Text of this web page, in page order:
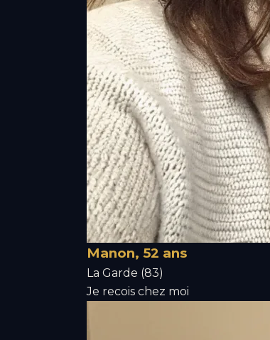
Manon, 52 ans
La Garde (83)
Je recois chez moi